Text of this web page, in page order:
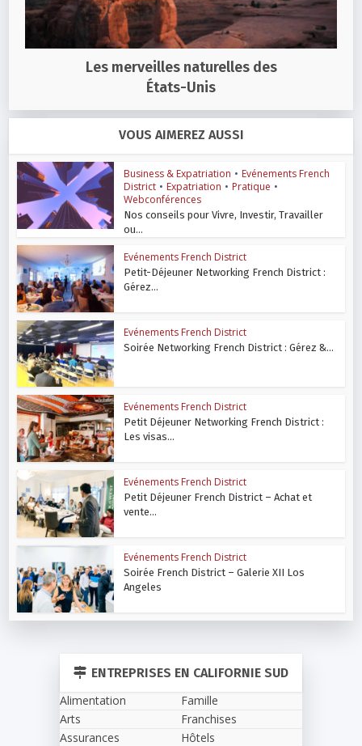
Les merveilles naturelles des
États-Unis
VOUS AIMEREZ AUSSI
Business & Expatriation • Evénements French
District • Expatriation • Pratique •
Webconférences
Nos conseils pour Vivre, Investir, Travailler
ou...
Evénements French District
Petit-Déjeuner Networking French District :
Gérez...
Evénements French District
Soirée Networking French District : Gérez &...
Evénements French District
Petit Déjeuner Networking French District :
Les visas...
Evénements French District
Petit Déjeuner French District – Achat et
vente...
Evénements French District
Soirée French District – Galerie XII Los
Angeles
ENTREPRISES EN CALIFORNIE SUD
Alimentation
Arts
Assurances
Famille
Franchises
Hôtels